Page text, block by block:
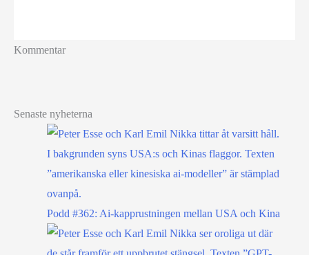
Kommentar
Senaste nyheterna
Podd #362: Ai-kapprustningen mellan USA och Kina